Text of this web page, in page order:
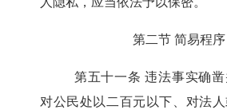
第二节 简易程序
第五十一条 违法事实确凿
对公民处以二百元以下、对法